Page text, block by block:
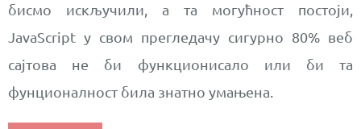
бисмо искључили, а та могућност постоји,
JavaScript у свом прегледачу сигурно 80% веб
сајтова не би функционисало или би та
фунционалност била знатно умањена.